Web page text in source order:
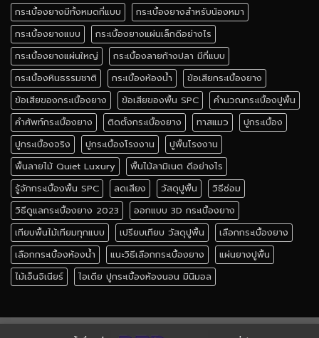
กระเบื้องยางมีทั้งหมดกี่แบบ
กระเบื้องยางสำหรับน้องหมา
กระเบื้องยางแบบ
กระเบื้องยางแผ่นเล็กดีอย่างไร
กระเบื้องยางแผ่นใหญ่
กระเบื้องลายก้างปลา มีกี่แบบ
กระเบื้องหินธรรมชาติ
กระเบื้องห้องน้ำ
ข้อเสียกระเบื้องยาง
ข้อเสียของกระเบื้องยาง
ข้อเสียของพื้น SPC
คำนวณกระเบื้องปูพื้น
คำศัพท์กระเบื้องยาง
ติดตั้งกระเบื้องยาง ทาสแมว
ปูกระเบื้อง
ปูกระเบื้องจริง
ปูกระเบื้องโรงงาน
ปูพื้นโรงงาน
พื้นลายไม้ Quiet Luxury
พื้นไม้ลามิเนต ดีอย่างไร
รู้จักกระเบื้องพื้น SPC
ลดเสียง วัสดุปูพื้น
วิธีซ่อม
วิธีดูแลกระเบื้องยาง 2023
ออกแบบ 3D กระเบื้องยาง
เทียบพื้นไม้เทียมทุกแบบ
เปรียบเทียบ วัสดุปูพื้น
เลือกกระเบื้องยาง
เลือกกระเบื้องห้องน้ำ
แนะวิธีเลือกกระเบื้องยาง
แผ่นยางปูพื้น
ไม้เอ็นจิเนียร์
ไอเดีย ปูกระเบื้องห้องนอน มินิมอล